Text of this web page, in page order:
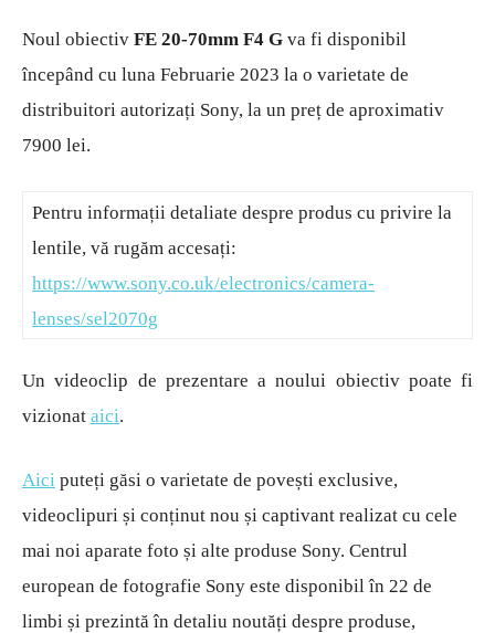
Noul obiectiv FE 20-70mm F4 G va fi disponibil
începând cu luna Februarie 2023 la o varietate de
distribuitori autorizați Sony, la un preț de aproximativ
7900 lei.
Pentru informații detaliate despre produs cu privire la
lentile, vă rugăm accesați:
https://www.sony.co.uk/electronics/camera-
lenses/sel2070g
Un videoclip de prezentare a noului obiectiv poate fi
vizionat aici.
Aici puteți găsi o varietate de povești exclusive,
videoclipuri și conținut nou și captivant realizat cu cele
mai noi aparate foto și alte produse Sony. Centrul
european de fotografie Sony este disponibil în 22 de
limbi și prezintă în detaliu noutăți despre produse,